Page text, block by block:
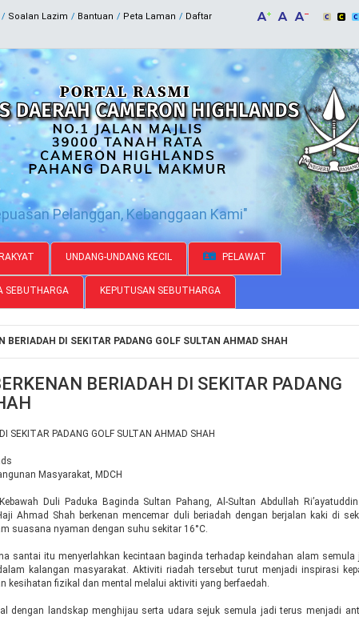
Soalan Lazim Bantuan Peta Laman Daftar
Pelanggan, Kebanggaan Kami"
RAKYAT UNDANG-UNDANG KECIL PELAWAT
SEBUTHARGA KEPUTUSAN SEBUTHARGA
BERIADAH DI SEKITAR PADANG GOLF SULTAN AHMAD SHAH
BERIADAH DI SEKITAR PADANG
SEKITAR PADANG GOLF SULTAN AHMAD SHAH
Masyarakat, MDCH
Duli Paduka Baginda Sultan Pahang, Al-Sultan Abdullah
Ahmad Shah berkenan mencemar duli beriadah dengan berjalan kaki di
suasana nyaman dengan suhu sekitar 16°C.
santai itu menyerlahkan kecintaan baginda terhadap keindahan alam semula
kalangan masyarakat. Aktiviti riadah tersebut turut menjadi inspirasi
kesihatan fizikal dan mental melalui aktiviti yang berfaedah.
dengan landskap menghijau serta udara sejuk semula jadi terus menjadi